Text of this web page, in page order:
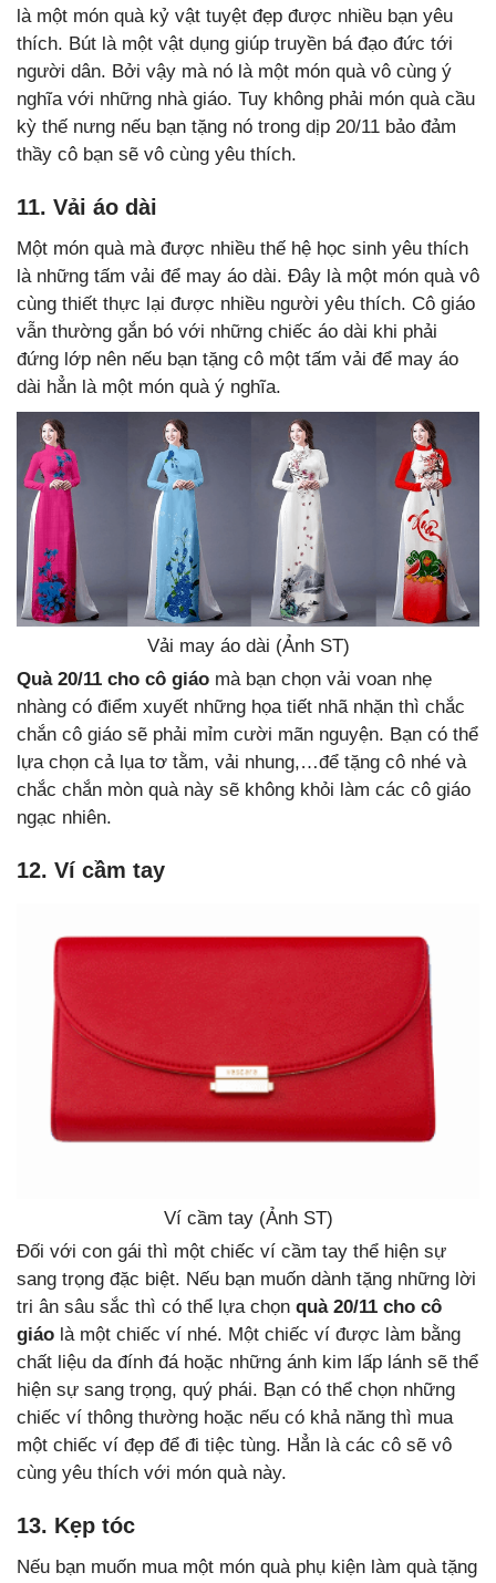
là một món quà kỷ vật tuyệt đẹp được nhiều bạn yêu
thích. Bút là một vật dụng giúp truyền bá đạo đức tới
người dân. Bởi vậy mà nó là một món quà vô cùng ý
nghĩa với những nhà giáo. Tuy không phải món quà cầu
kỳ thế nưng nếu bạn tặng nó trong dịp 20/11 bảo đảm
thầy cô bạn sẽ vô cùng yêu thích.
11. Vải áo dài
Một món quà mà được nhiều thế hệ học sinh yêu thích
là những tấm vải để may áo dài. Đây là một món quà vô
cùng thiết thực lại được nhiều người yêu thích. Cô giáo
vẫn thường gắn bó với những chiếc áo dài khi phải
đứng lớp nên nếu bạn tặng cô một tấm vải để may áo
dài hẳn là một món quà ý nghĩa.
Vải may áo dài (Ảnh ST)
Quà 20/11 cho cô giáo mà bạn chọn vải voan nhẹ
nhàng có điểm xuyết những họa tiết nhã nhặn thì chắc
chắn cô giáo sẽ phải mỉm cười mãn nguyện. Bạn có thể
lựa chọn cả lụa tơ tằm, vải nhung,…để tặng cô nhé và
chắc chắn mòn quà này sẽ không khỏi làm các cô giáo
ngạc nhiên.
12. Ví cầm tay
Ví cầm tay (Ảnh ST)
Đối với con gái thì một chiếc ví cầm tay thể hiện sự
sang trọng đặc biệt. Nếu bạn muốn dành tặng những lời
tri ân sâu sắc thì có thể lựa chọn quà 20/11 cho cô
giáo là một chiếc ví nhé. Một chiếc ví được làm bằng
chất liệu da đính đá hoặc những ánh kim lấp lánh sẽ thể
hiện sự sang trọng, quý phái. Bạn có thể chọn những
chiếc ví thông thường hoặc nếu có khả năng thì mua
một chiếc ví đẹp để đi tiệc tùng. Hẳn là các cô sẽ vô
cùng yêu thích với món quà này.
13. Kẹp tóc
Nếu bạn muốn mua một món quà phụ kiện làm quà tặng